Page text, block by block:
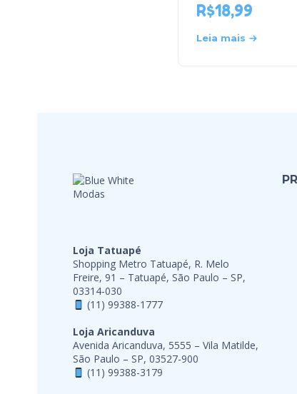
R$18,99
Leia mais
Loja Tatuapé
Shopping Metro Tatuapé, R. Melo
Freire, 91 – Tatuapé, São Paulo – SP,
03314-030
(11) 99388-1777
Loja Aricanduva
Avenida Aricanduva, 5555 – Vila Matilde,
São Paulo – SP, 03527-900
(11) 99388-3179